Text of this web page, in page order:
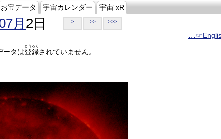
お宝データ 宇宙カレンダー 宇宙 xR
月 2日 > >> >>>
ータは登録
とうろく
されていません。